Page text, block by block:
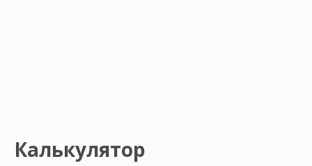
Калькулятор